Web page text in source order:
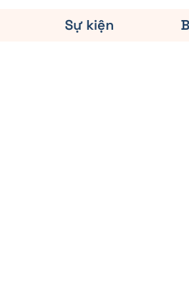
Sự kiện